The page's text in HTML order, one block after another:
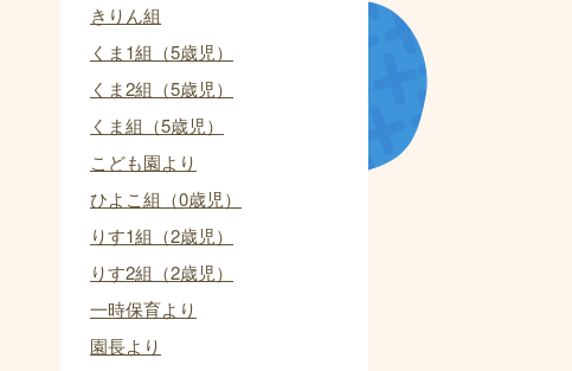
きりん組
くま1組（5歳児）
くま2組（5歳児）
くま組（5歳児）
こども園より
ひよこ組（0歳児）
りす1組（2歳児）
りす2組（2歳児）
一時保育より
園長より